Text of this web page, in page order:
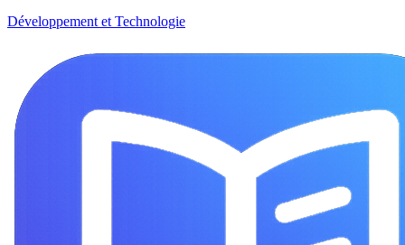
Développement et Technologie